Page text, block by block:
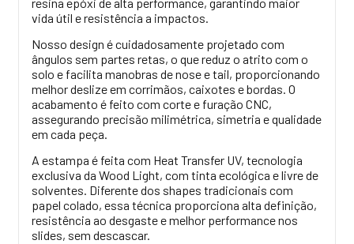
vida útil e resistência a impactos.
Nosso design é cuidadosamente projetado com
ângulos sem partes retas, o que reduz o atrito com o
solo e facilita manobras de nose e tail, proporcionando
melhor deslize em corrimãos, caixotes e bordas. O
acabamento é feito com corte e furação CNC,
assegurando precisão milimétrica, simetria e qualidade
em cada peça.
A estampa é feita com Heat Transfer UV, tecnologia
exclusiva da Wood Light, com tinta ecológica e livre de
solventes. Diferente dos shapes tradicionais com
papel colado, essa técnica proporciona alta definição,
resistência ao desgaste e melhor performance nos
slides, sem descascar.